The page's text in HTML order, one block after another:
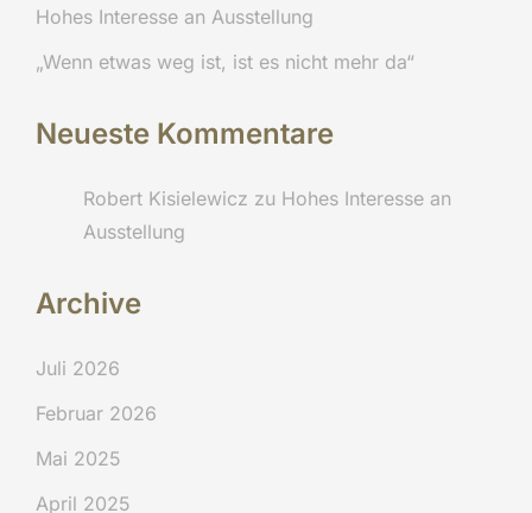
Hohes Interesse an Ausstellung
„Wenn etwas weg ist, ist es nicht mehr da“
Neueste Kommentare
Robert Kisielewicz zu Hohes Interesse an
Ausstellung
Archive
Juli 2026
Februar 2026
Mai 2025
April 2025